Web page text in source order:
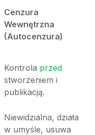
Cenzura
Wewnętrzna
(Autocenzura)
Kontrola przed
stworzeniem i
publikacją.
Niewidzialna, działa
w umyśle, usuwa